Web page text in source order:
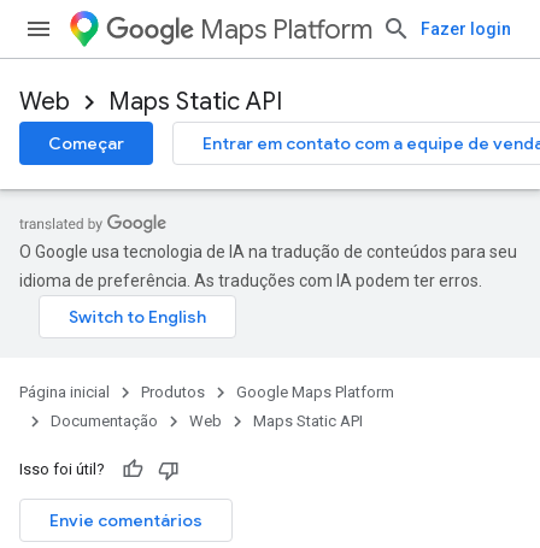
Maps Platform Fazer login
Web Maps Static API
Começar Entrar em contato com a equipe de
O Google usa tecnologia de IA na tradução de conteúdos para seu
idioma de preferência. As traduções com IA podem ter erros.
Página inicial Produtos
Google Maps Platform
Documentação
Web Maps Static API
Isso foi útil?
Envie comentários